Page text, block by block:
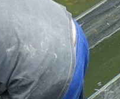
Discuss
Palmas
Kura-kura
KATEGORI